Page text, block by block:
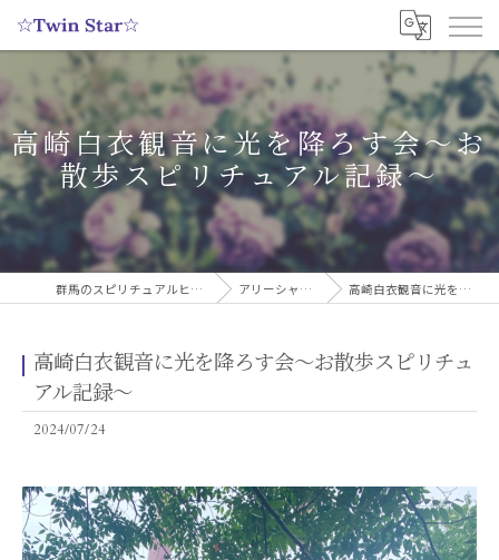
高崎白衣観音に光を降ろす会〜お
散歩スピリチュアル記録〜
群馬のスピリチュアルヒーリングサロンなら実績多数の☆Twin Star☆ アリーシャのスピリチュアルブログ 高崎白衣観音に光を降ろす会〜お散歩スピリチュアル記録〜
高崎白衣観音に光を降ろす会〜お散歩スピリチュ
アル記録〜
2024/07/24